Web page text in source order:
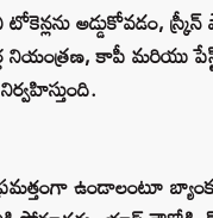
టోకెన్లను అడ్డుకోవడం,
నియంత్రణ, కాపీ మరియు
ఉండాలంటూ